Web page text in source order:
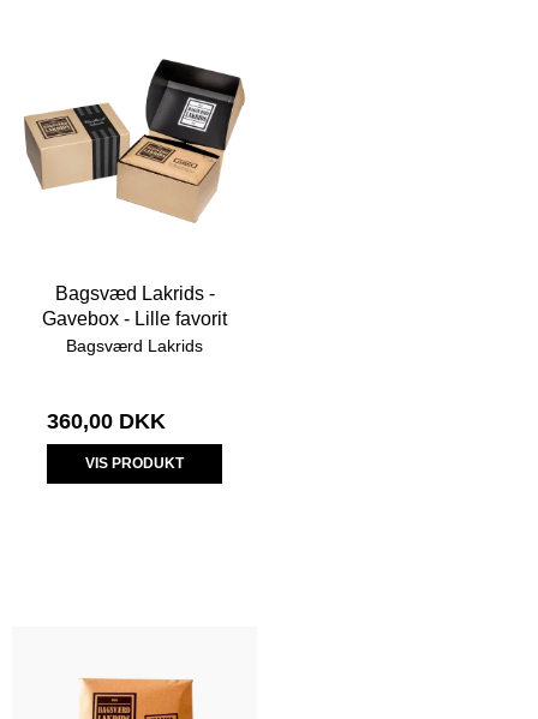
Bagsvæd Lakrids -
Gavebox - Lille favorit
Bagsværd Lakrids
360,00 DKK
VIS PRODUKT